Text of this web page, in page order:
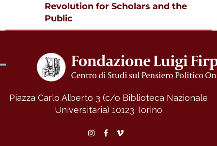
Revolution for Scholars and the
Public
Piazza Carlo Alberto 3 (c/o Biblioteca Nazionale
Universitaria) 10123 Torino
Instagram
Facebook
Vimeo